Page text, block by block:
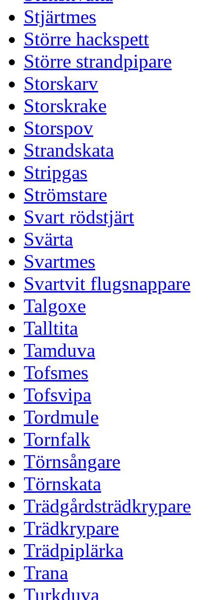
Stjärtmes
Större hackspett
Större strandpipare
Storskarv
Storskrake
Storspov
Strandskata
Stripgas
Strömstare
Svart rödstjärt
Svärta
Svartmes
Svartvit flugsnappare
Talgoxe
Talltita
Tamduva
Tofsmes
Tofsvipa
Tordmule
Tornfalk
Törnsångare
Törnskata
Trädgårdsträdkrypare
Trädkrypare
Trädpiplärka
Trana
Turkduva